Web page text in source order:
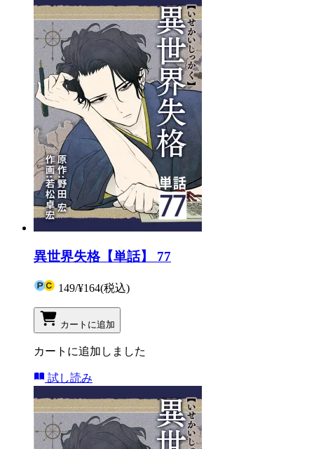
異世界失格【単話】 77
149/¥164(税込)
カートに追加
カートに追加しました
試し読み